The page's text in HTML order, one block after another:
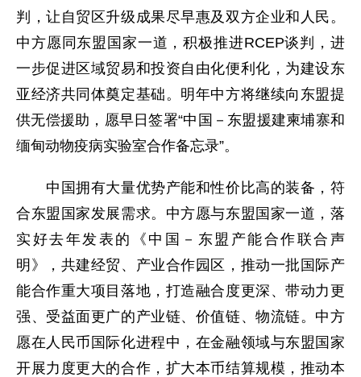
判，让自贸区升级成果尽早惠及双方企业和人民。
中方愿同东盟国家一道，积极推进RCEP谈判，进
一步促进区域贸易和投资自由化便利化，为建设东
亚经济共同体奠定基础。明年中方将继续向东盟提
供无偿援助，愿早日签署“中国－东盟援建柬埔寨和
缅甸动物疫病实验室合作备忘录”。
中国拥有大量优势产能和性价比高的装备，符
合东盟国家发展需求。中方愿与东盟国家一道，落
实好去年发表的《中国－东盟产能合作联合声
明》，共建经贸、产业合作园区，推动一批国际产
能合作重大项目落地，打造融合度更深、带动力更
强、受益面更广的产业链、价值链、物流链。中方
愿在人民币国际化进程中，在金融领域与东盟国家
开展力度更大的合作，扩大本币结算规模，推动本